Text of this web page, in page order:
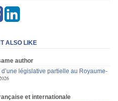
ALSO LIKE
author
d’une législative partielle au Royaume-
et internationale